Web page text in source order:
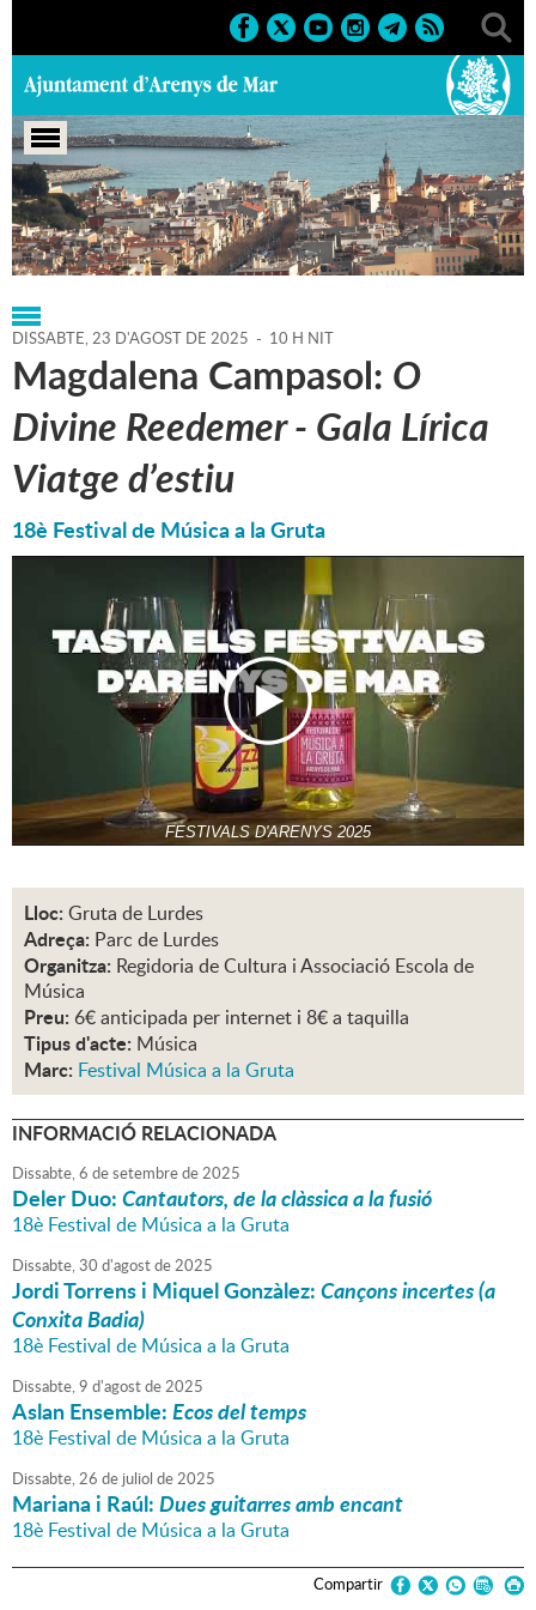
Portada > Regidories > Cultura > Agenda > 23-08-2025
DISSABTE,23 D'AGOST DE 2025 - 10 H NIT
Magdalena Campasol: O
Divine Reedemer - Gala Lírica
Viatge d’estiu
18è Festival de Música a la Gruta
FESTIVALS D'ARENYS 2025
Lloc: Gruta de Lurdes
Adreça: Parc de Lurdes
Organitza: Regidoria de Cultura i Associació Escola de
Música
Preu: 6€ anticipada per internet i 8€ a taquilla
Tipus d'acte: Música
Marc: Festival Música a la Gruta
INFORMACIÓ RELACIONADA
Dissabte,6 desetembrede2025
Deler Duo:Cantautors, de la clàssica a la fusió
18è Festival de Música a la Gruta
Dissabte,30 d'agostde2025
Jordi Torrens i Miquel Gonzàlez:Cançons incertes (a
Conxita Badia)
18è Festival de Música a la Gruta
Dissabte,9 d'agostde2025
Aslan Ensemble:Ecos del temps
18è Festival de Música a la Gruta
Dissabte,26 de juliol de2025
Mariana i Raúl:Dues guitarres amb encant
18è Festival de Música a la Gruta
Compartir